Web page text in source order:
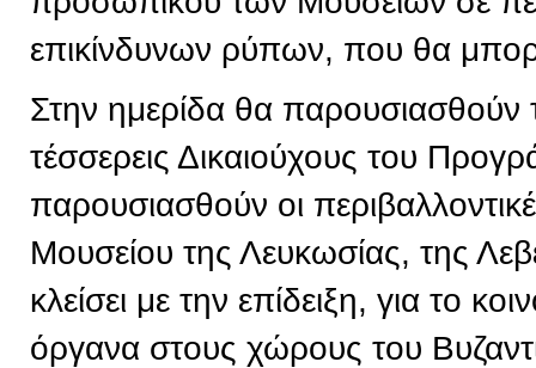
επικίνδυνων ρύπων, που θα
Στην ημερίδα θα
τέσσερεις Δικαιούχους του
παρουσιασθούν οι
Μουσείου της Λευκωσίας, της
κλείσει με την επίδειξη, για το
όργανα στους χώρους του